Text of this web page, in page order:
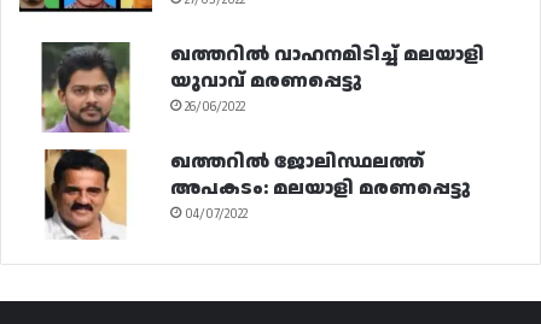
ഖത്തറിൽ വാഹനമിടിച്ച് മലയാളി
യുവാവ് മരണപ്പെട്ടു
26/06/2022
ഖത്തറിൽ ജോലിസ്ഥലത്ത്
അപകടം: മലയാളി മരണപ്പെട്ടു
04/07/2022